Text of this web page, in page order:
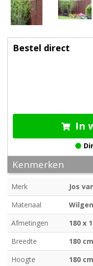
Bestel direct
In
Kenmerken
Merk
Jos
Materiaal
Afmetingen
180 x
Breedte
180 cm
Hoogte
180 cm